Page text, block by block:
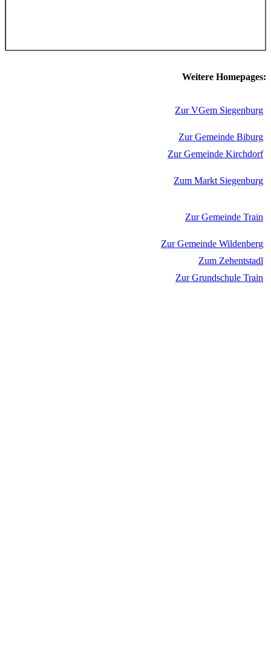
Weitere Homepages:
Zur VGem Siegenburg
Zur Gemeinde Biburg
Zur Gemeinde Kirchdorf
Zum Markt Siegenburg
Zur Gemeinde Train
Zur Gemeinde Wildenberg
Zum Zehentstadl
Zur Grundschule Train